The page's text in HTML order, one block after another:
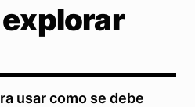
usar como se debe